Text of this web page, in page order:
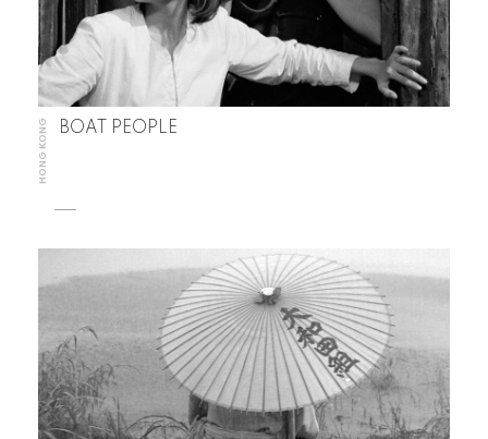
HONG KONG BOAT PEOPLE